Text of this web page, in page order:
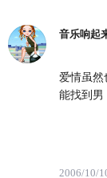
音乐响起
爱情虽然
能找到男
2006/10/